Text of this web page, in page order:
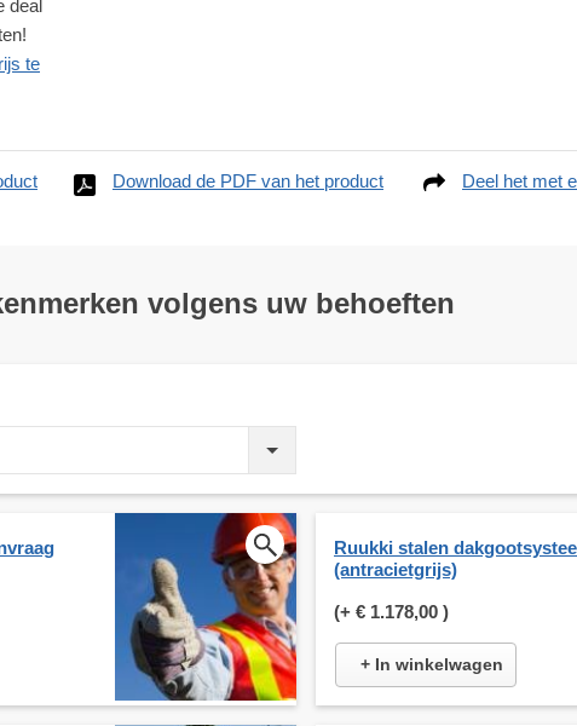
deal
te
Download de PDF van het product Deel het met
volgens uw behoeften
Ruukki stalen
(antracietgrijs)
(+ € 1.178,00 )
+ In winkelwagen